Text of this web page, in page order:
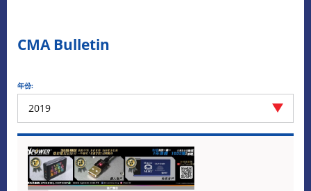
CMA Bulletin
年份:
2019